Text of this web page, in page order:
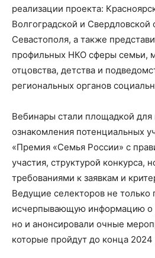
реализации проекта:
Волгоградской и Свердловской
Севастополя, а также
профильных НКО сферы семьи,
отцовства, детства и
региональных органов
Вебинары стали площадкой для
ознакомления потенциальных
«Премия «Семья России» с
участия, структурой конкурса,
требованиями к заявкам и
Ведущие селекторов не только
исчерпывающую информацию о
но и анонсировали очные
которые пройдут до конца 2024